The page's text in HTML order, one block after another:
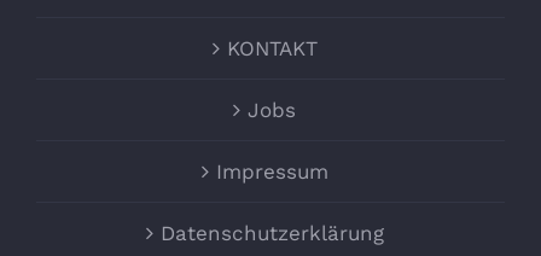
KONTAKT
Jobs
Impressum
Datenschutzerklärung